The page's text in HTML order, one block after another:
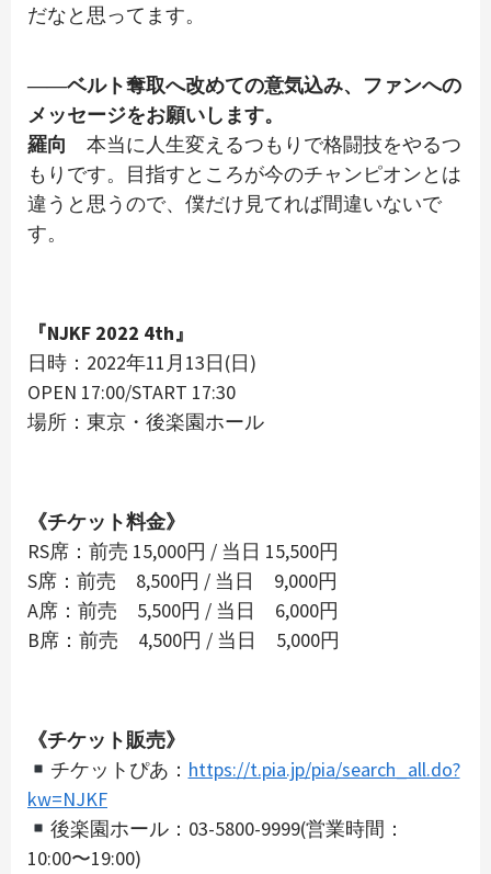
だなと思ってます。
――ベルト奪取へ改めての意気込み、ファンへの
メッセージをお願いします。
羅向 本当に人生変えるつもりで格闘技をやるつ
もりです。目指すところが今のチャンピオンとは
違うと思うので、僕だけ見てれば間違いないで
す。
『NJKF 2022 4th』
日時：2022年11月13日(日)
OPEN 17:00/START 17:30
場所：東京・後楽園ホール
《チケット料金》
RS席：前売 15,000円 / 当日 15,500円
S席：前売 8,500円 / 当日 9,000円
A席：前売 5,500円 / 当日 6,000円
B席：前売 4,500円 / 当日 5,000円
《チケット販売》
チケットぴあ： https://t.pia.jp/pia/search_all.do?
kw=NJKF
後楽園ホール：03-5800-9999(営業時間：
10:00〜19:00)